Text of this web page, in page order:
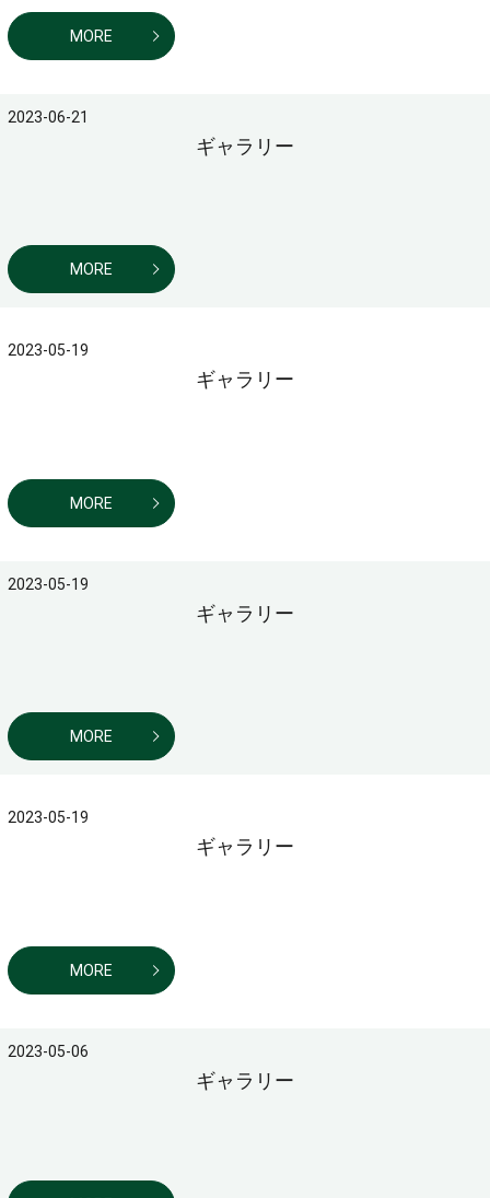
MORE
2023-06-21
ギャラリー
MORE
2023-05-19
ギャラリー
MORE
2023-05-19
ギャラリー
MORE
2023-05-19
ギャラリー
MORE
2023-05-06
ギャラリー